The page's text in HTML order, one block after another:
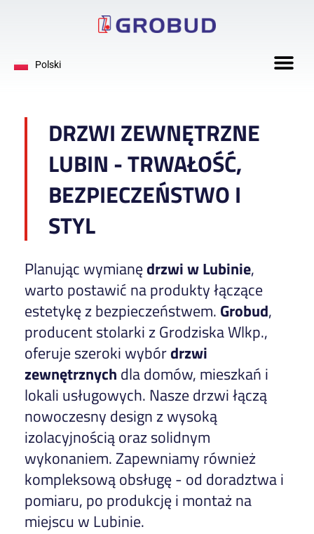
Polski
English
DRZWI ZEWNĘTRZNE
LUBIN - TRWAŁOŚĆ,
BEZPIECZEŃSTWO I
STYL
Planując wymianędrzwi w Lubinie,
warto postawić na produkty łączące
estetykę z bezpieczeństwem. Grobud,
producent stolarki z Grodziska Wlkp.,
oferuje szeroki wybórdrzwi
zewnętrznych dla domów, mieszkań i
lokali usługowych. Nasze drzwi łączą
nowoczesny design z wysoką
izolacyjnością oraz solidnym
wykonaniem. Zapewniamy również
kompleksową obsługę - od doradztwa i
pomiaru, po produkcję i montaż na
miejscu w Lubinie.